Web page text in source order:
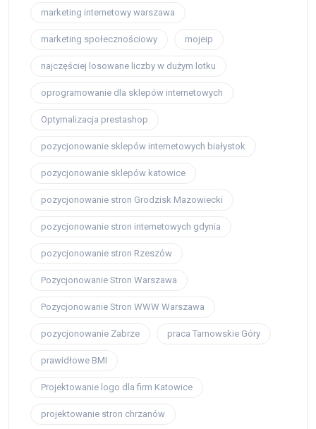
marketing internetowy warszawa
marketing społecznościowy mojeip
najczęściej losowane liczby w dużym lotku
oprogramowanie dla sklepów internetowych
Optymalizacja prestashop
pozycjonowanie sklepów internetowych białystok
pozycjonowanie sklepów katowice
pozycjonowanie stron Grodzisk Mazowiecki
pozycjonowanie stron internetowych gdynia
pozycjonowanie stron Rzeszów
Pozycjonowanie Stron Warszawa
Pozycjonowanie Stron WWW Warszawa
pozycjonowanie Zabrze praca Tarnowskie Góry
prawidłowe BMI
Projektowanie logo dla firm Katowice
projektowanie stron chrzanów